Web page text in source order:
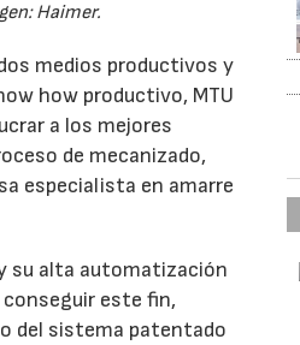
Haimer.
medios productivos y
how productivo, MTU
a los mejores
de mecanizado,
especialista en amarre
su alta automatización
este fin,
del sistema patentado
21/07/2026